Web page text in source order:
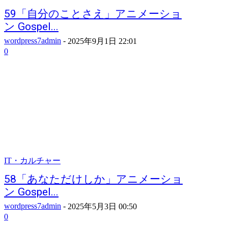
59「自分のことさえ」アニメーショ
ン Gospel...
wordpress7admin - 2025年9月1日 22:01
0
IT・カルチャー
58「あなただけしか」アニメーショ
ン Gospel...
wordpress7admin - 2025年5月3日 00:50
0